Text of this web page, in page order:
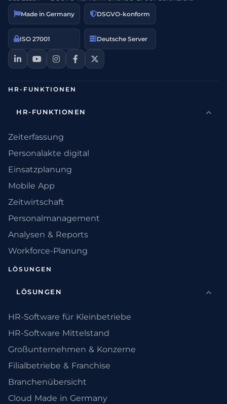
Made in Germany DSGVO-konform
ISO 27001 Deutsche Server
HR-FUNKTIONEN
HR-FUNKTIONEN
Zeiterfassung
Personalakte digital
Einsatzplanung
Mobile App
Zeitwirtschaft
Personalmanagement
Analysen & Reports
Workforce-Planung
LÖSUNGEN
LÖSUNGEN
HR-Software für Kleinbetriebe
HR-Software Mittelstand
Großunternehmen & Konzerne
Filialbetriebe & Franchise
Branchenübersicht
Cloud Made in Germany